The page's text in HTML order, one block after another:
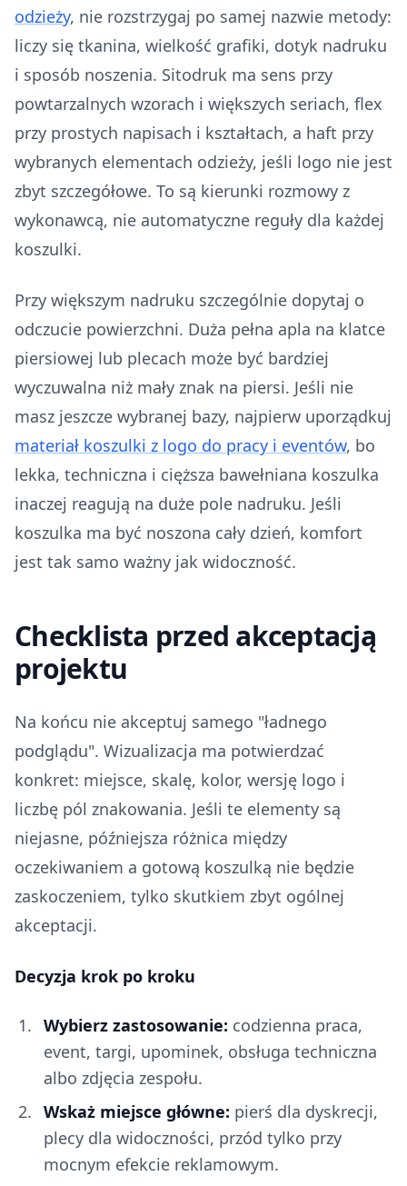
odzieży, nie rozstrzygaj po samej nazwie metody:
liczy się tkanina, wielkość grafiki, dotyk nadruku
i sposób noszenia. Sitodruk ma sens przy
powtarzalnych wzorach i większych seriach, flex
przy prostych napisach i kształtach, a haft przy
wybranych elementach odzieży, jeśli logo nie jest
zbyt szczegółowe. To są kierunki rozmowy z
wykonawcą, nie automatyczne reguły dla każdej
koszulki.
Przy większym nadruku szczególnie dopytaj o
odczucie powierzchni. Duża pełna apla na klatce
piersiowej lub plecach może być bardziej
wyczuwalna niż mały znak na piersi. Jeśli nie
masz jeszcze wybranej bazy, najpierw uporządkuj
materiał koszulki z logo do pracy i eventów, bo
lekka, techniczna i cięższa bawełniana koszulka
inaczej reagują na duże pole nadruku. Jeśli
koszulka ma być noszona cały dzień, komfort
jest tak samo ważny jak widoczność.
Checklista przed akceptacją
projektu
Na końcu nie akceptuj samego "ładnego
podglądu". Wizualizacja ma potwierdzać
konkret: miejsce, skalę, kolor, wersję logo i
liczbę pól znakowania. Jeśli te elementy są
niejasne, późniejsza różnica między
oczekiwaniem a gotową koszulką nie będzie
zaskoczeniem, tylko skutkiem zbyt ogólnej
akceptacji.
Decyzja krok po kroku
Wybierz zastosowanie: codzienna praca,
event, targi, upominek, obsługa techniczna
albo zdjęcia zespołu.
Wskaż miejsce główne: pierś dla dyskrecji,
plecy dla widoczności, przód tylko przy
mocnym efekcie reklamowym.